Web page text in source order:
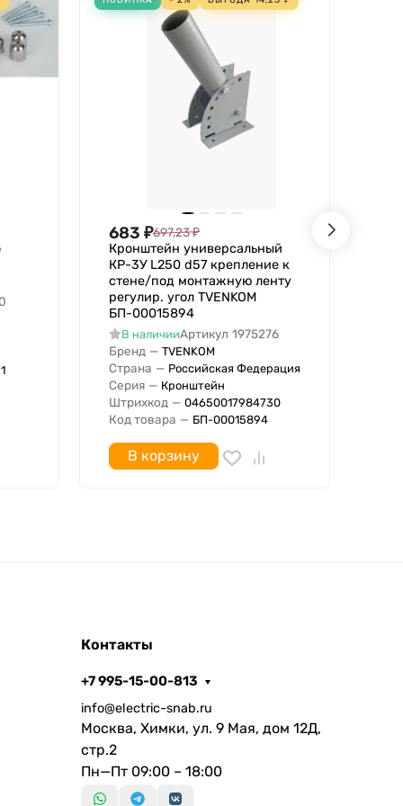
683 ₽697,23₽
Кронштейн универсальный
КР-3У L250 d57 крепление к
стене/под монтажную ленту
регулир. угол TVENKOM
БП-00015894
В наличииАртикул 1975276
Бренд — TVENKOM
Страна — Российская Федерация
Серия — Кронштейн
Штрихкод — 04650017984730
Код товара — БП-00015894
В корзину
Контакты
+7 995-15-00-813
info@electric-snab.ru
Москва, Химки, ул. 9 Мая, дом 12Д,
стр.2
Пн—Пт 09:00 – 18:00